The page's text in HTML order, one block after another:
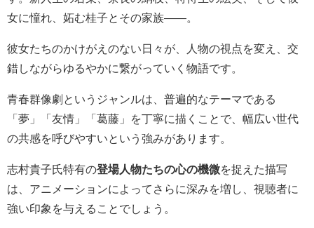
女に憧れ、妬む桂子とその家族――。
彼女たちのかけがえのない日々が、人物の視点を変え、交
錯しながらゆるやかに繋がっていく物語です。
青春群像劇というジャンルは、普遍的なテーマである
「夢」「友情」「葛藤」を丁寧に描くことで、幅広い世代
の共感を呼びやすいという強みがあります。
志村貴子氏特有の登場人物たちの心の機微を捉えた描写
は、アニメーションによってさらに深みを増し、視聴者に
強い印象を与えることでしょう。